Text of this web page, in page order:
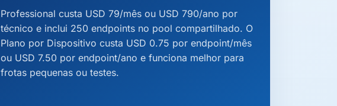
Professional custa USD 79/mês ou USD 790/ano por
técnico e inclui 250 endpoints no pool compartilhado. O
Plano por Dispositivo custa USD 0.75 por endpoint/mês
ou USD 7.50 por endpoint/ano e funciona melhor para
frotas pequenas ou testes.